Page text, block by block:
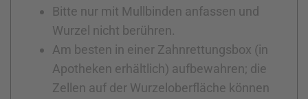
Bitte nur mit Mullbinden anfassen und
Wurzel nicht berühren.
Am besten in einer Zahnrettungsbox (in
Apotheken erhältlich) aufbewahren; die
Zellen auf der Wurzeloberfläche können